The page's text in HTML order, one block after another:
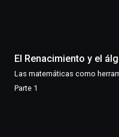
un
festival
El Renacimiento y el
Las matemáticas como
Parte 1